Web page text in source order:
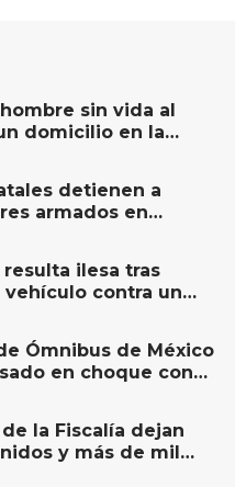
sin vida al
domicilio en la
Rodeo, San Juan del
detienen a
armados en
ilesa tras
vehículo contra un
Ómnibus de México
en choque con
San Juan del Río
la Fiscalía dejan
y más de mil
en Querétaro